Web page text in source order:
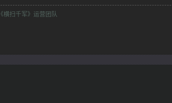
《横扫千军》运营团队